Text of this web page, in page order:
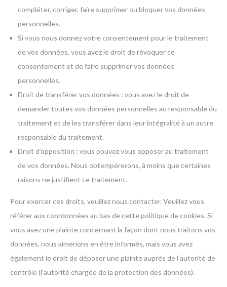
compléter, corriger, faire supprimer ou bloquer vos données
personnelles.
Si vous nous donnez votre consentement pour le traitement
de vos données, vous avez le droit de révoquer ce
consentement et de faire supprimer vos données
personnelles.
Droit de transférer vos données : vous avez le droit de
demander toutes vos données personnelles au responsable du
traitement et de les transférer dans leur intégralité à un autre
responsable du traitement.
Droit d’opposition : vous pouvez vous opposer au traitement
de vos données. Nous obtempérerons, à moins que certaines
raisons ne justifient ce traitement.
Pour exercer ces droits, veuillez nous contacter. Veuillez vous
référer aux coordonnées au bas de cette politique de cookies. Si
vous avez une plainte concernant la façon dont nous traitons vos
données, nous aimerions en être informés, mais vous avez
également le droit de déposer une plainte auprès de l’autorité de
contrôle (l’autorité chargée de la protection des données).